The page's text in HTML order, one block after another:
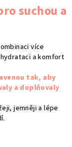
suchou a
více
a komfort
tak, aby
a doplňovaly
jemněji a lépe